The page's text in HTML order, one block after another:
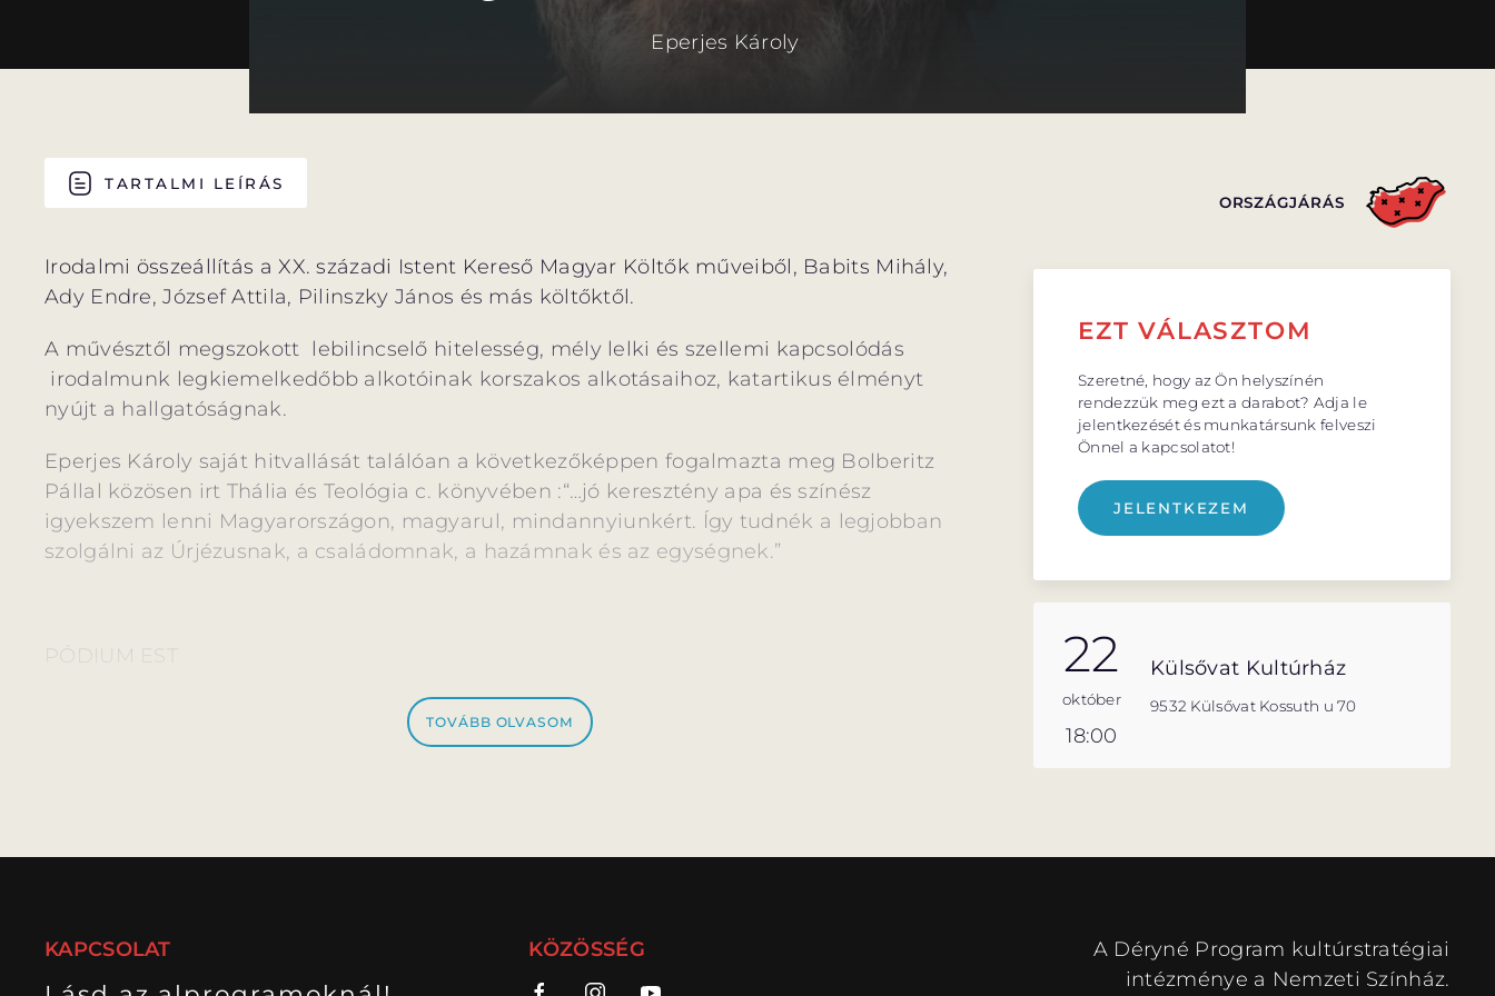
Eperjes Károly
TARTALMI LEÍRÁS
Irodalmi összeállítás a XX. századi Istent Kereső Magyar Költők műveiből, Babits Mihály,
Ady Endre, József Attila, Pilinszky János és más költőktől.
A művésztől megszokott lebilincselő hitelesség, mély lelki és szellemi kapcsolódás
irodalmunk legkiemelkedőbb alkotóinak korszakos alkotásaihoz, katartikus élményt
nyújt a hallgatóságnak.
Eperjes Károly saját hitvallását találóan a következőképpen fogalmazta meg Bolberitz
Pállal közösen irt Thália és Teológia c. könyvében :“…jó keresztény apa és színész
igyekszem lenni Magyarországon, magyarul, mindannyiunkért. Így tudnék a legjobban
szolgálni az Úrjézusnak, a családomnak, a hazámnak és az egységnek.”
PÓDIUM EST
TOVÁBB OLVASOM
ORSZÁGJÁRÁS
EZT VÁLASZTOM
Szeretné, hogy az Ön helyszínén
rendezzük meg ezt a darabot? Adja le
jelentkezését és munkatársunk felveszi
Önnel a kapcsolatot!
JELENTKEZEM
22
október
18:00
Külsővat Kultúrház
9532 Külsővat Kossuth u 70
KAPCSOLAT KÖZÖSSÉG
A Déryné Program kultúrstratégiai
intézménye a Nemzeti Színház.